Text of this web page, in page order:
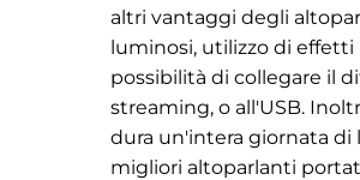
altri vantaggi degli
luminosi, utilizzo di effetti
possibilità di collegare il
streaming, o all'USB.
dura un'intera giornata di
migliori altoparlanti